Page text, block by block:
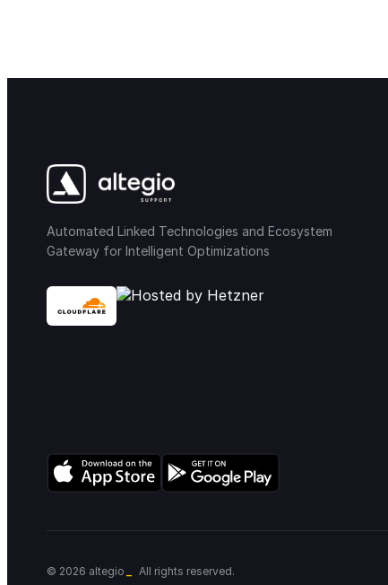
Automated Linked Technologies and Ecosystem
Gateway for Intelligent Optimizations
© 2026 altegio All rights reserved.